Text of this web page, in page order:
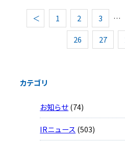
＜ 1 2 3 …
26
27
カテゴリ
お知らせ(74)
IRニュース (503)